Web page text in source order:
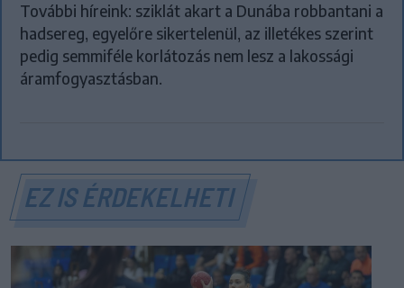
További híreink: sziklát akart a Dunába robbantani a
hadsereg, egyelőre sikertelenül, az illetékes szerint
pedig semmiféle korlátozás nem lesz a lakossági
áramfogyasztásban.
EZ IS ÉRDEKELHETI